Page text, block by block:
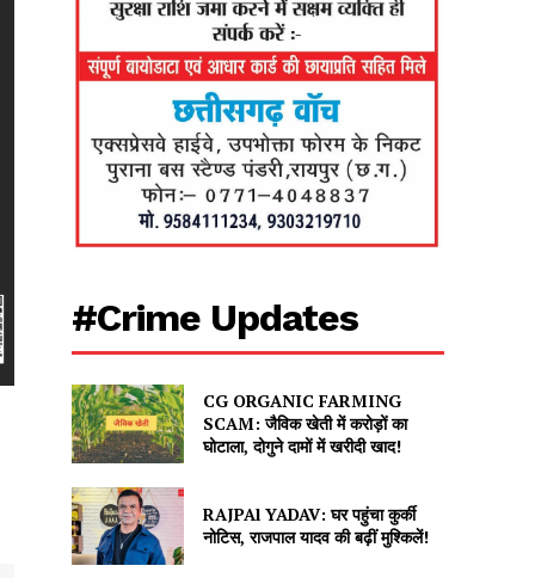
#Crime Updates
CG ORGANIC FARMING
SCAM: जैविक खेती में करोड़ों का
घोटाला, दोगुने दामों में खरीदी खाद!
RAJPAl YADAV: घर पहुंचा कुर्की
नोटिस, राजपाल यादव की बढ़ीं मुश्किलें!